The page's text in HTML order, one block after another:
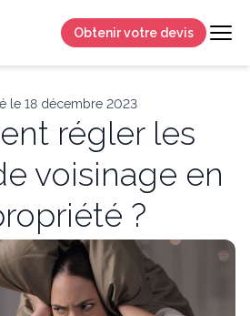
Obtenir votre devis
le 18 décembre 2023
régler les
voisinage en
?